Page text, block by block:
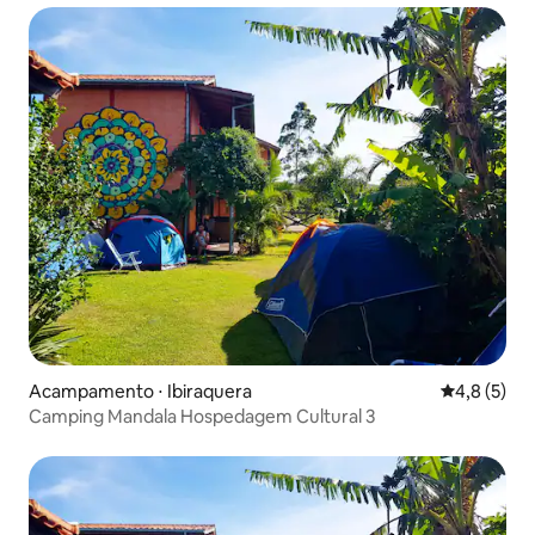
Acampamento ⋅ Ibiraquera 4,8 de
4,8 (5)
Camping Mandala Hospedagem Cultural 3